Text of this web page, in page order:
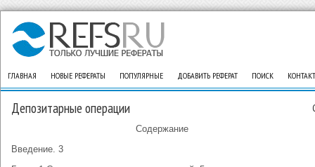
ГЛАВНАЯ НОВЫЕ РЕФЕРАТЫ ПОПУЛЯРНЫЕ ДОБАВИТЬ РЕФЕРАТ ПОИСК
Депозитарные операции
Содержание
Введение. 3